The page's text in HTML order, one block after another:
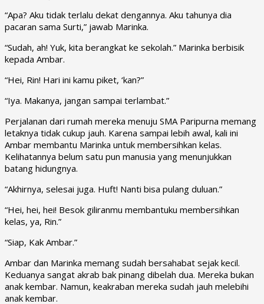
“Apa? Aku tidak terlalu dekat dengannya. Aku tahunya dia
pacaran sama Surti,” jawab Marinka.
“Sudah, ah! Yuk, kita berangkat ke sekolah.” Marinka berbisik
kepada Ambar.
“Hei, Rin! Hari ini kamu piket, ‘kan?”
“Iya. Makanya, jangan sampai terlambat.”
Perjalanan dari rumah mereka menuju SMA Paripurna memang
letaknya tidak cukup jauh. Karena sampai lebih awal, kali ini
Ambar membantu Marinka untuk membersihkan kelas.
Kelihatannya belum satu pun manusia yang menunjukkan
batang hidungnya.
“Akhirnya, selesai juga. Huft! Nanti bisa pulang duluan.”
“Hei, hei, hei! Besok giliranmu membantuku membersihkan
kelas, ya, Rin.”
“Siap, Kak Ambar.”
Ambar dan Marinka memang sudah bersahabat sejak kecil.
Keduanya sangat akrab bak pinang dibelah dua. Mereka bukan
anak kembar. Namun, keakraban mereka sudah jauh melebihi
anak kembar.